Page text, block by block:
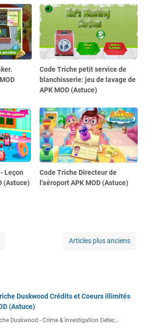
Code Triche petit service de
blanchisserie: jeu de lavage de
APK MOD (Astuce)
Leçon
(Astuce)
Code Triche Directeur de
l'aéroport APK MOD (Astuce)
Articles plus anciens
Duskwood Crédits et Coeurs illimités
(Astuce)
Duskwood - Crime & Investigation Detec…